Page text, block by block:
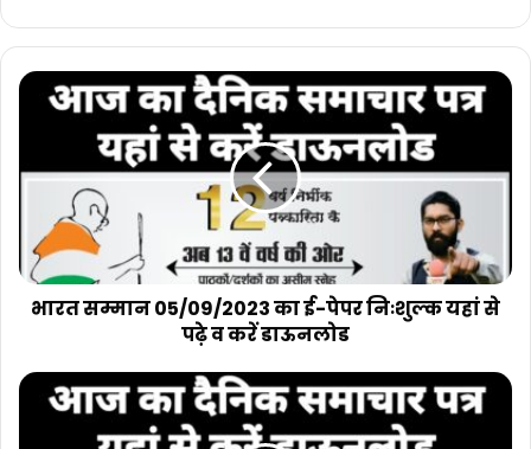
भारत
सम्मान
05/09/2023
ई-
निःशुल्क
यहां
से
पढ़े
डाऊनलोड
भारत सम्मान 05/09/2023 का ई-पेपर निःशुल्क यहां से
पढ़े व करें डाऊनलोड
भारत
सम्मान
07/09/2023